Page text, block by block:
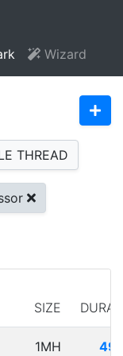
Wizard
THREAD
SIZE
1MH